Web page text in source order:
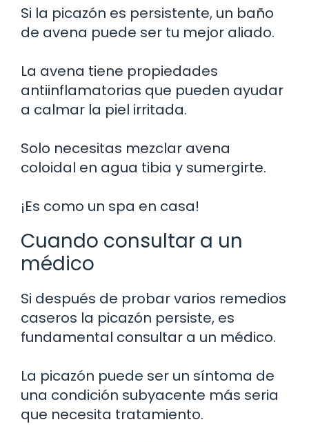
Si la picazón es persistente, un baño
de avena puede ser tu mejor aliado.
La avena tiene propiedades
antiinflamatorias que pueden ayudar
a calmar la piel irritada.
Solo necesitas mezclar avena
coloidal en agua tibia y sumergirte.
¡Es como un spa en casa!
Cuando consultar a un
médico
Si después de probar varios remedios
caseros la picazón persiste, es
fundamental consultar a un médico.
La picazón puede ser un síntoma de
una condición subyacente más seria
que necesita tratamiento.